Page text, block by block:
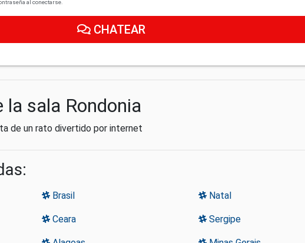
al conectarse.
CHATEAR
la sala Rondonia
de un rato divertido por internet
Brasil Natal
Ceara Sergipe